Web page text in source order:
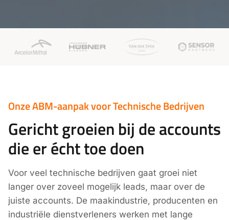
Onze ABM-aanpak voor Technische Bedrijven
Gericht groeien bij de accounts
die er écht toe doen
Voor veel technische bedrijven gaat groei niet
langer over zoveel mogelijk leads, maar over de
juiste accounts. De maakindustrie, producenten en
industriële dienstverleners werken met lange